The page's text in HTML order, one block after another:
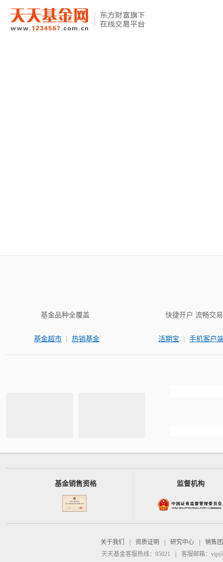
基金品种全覆盖
基金超市 | 热销基金
快捷开户 流畅交易
活期宝 | 手机客户
基金销售资格 监督机构
关于我们 资质证明 研究中心
销售
天天基金客服热线：95021
客服邮箱：